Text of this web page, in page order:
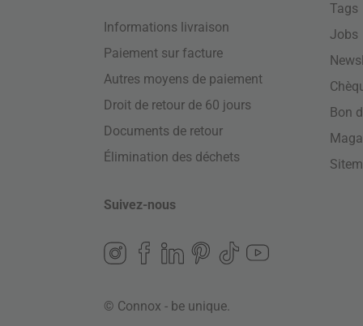
Informations livraison
Paiement sur facture
Autres moyens de paiement
Droit de retour de 60 jours
Documents de retour
Élimination des déchets
Tags
Jobs
Bon
Suivez-nous
© Connox - be unique.